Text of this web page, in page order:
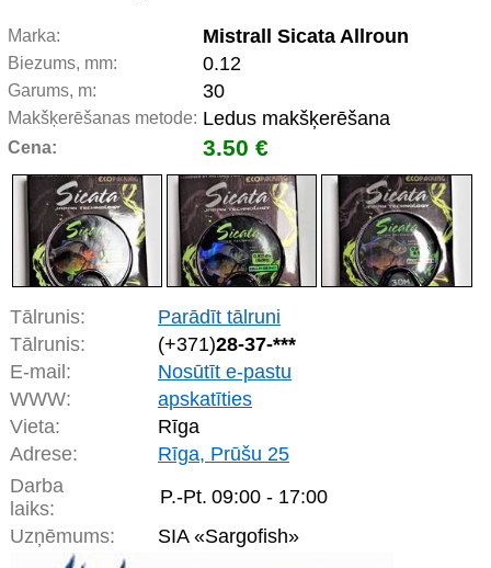
Marka: Mistrall Sicata Allroun
Biezums, mm: 0.12
Garums, m: 30
Makšķerēšanas metode: Ledus makšķerēšana
Cena: 3.50 €
Tālrunis:
Parādīt tālruni
Tālrunis:
(+371)28-37-***
E-mail:
Nosūtīt e-pastu
WWW:
apskatīties
Vieta:
Rīga
Adrese:
Rīga, Prūšu 25
Darba
laiks:
P.-Pt. 09:00 - 17:00
Uzņēmums:
SIA «Sargofish»